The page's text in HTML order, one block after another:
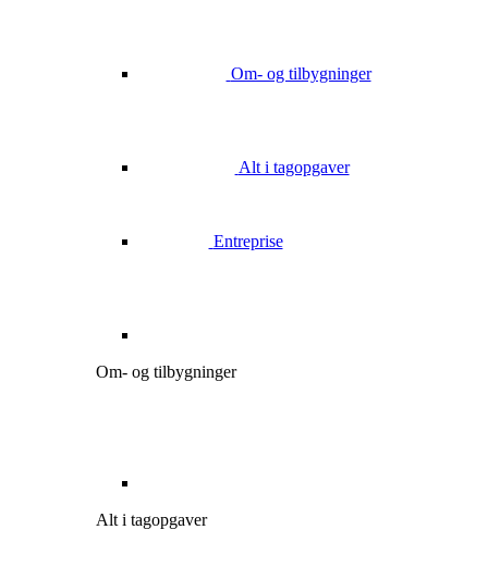
Om- og tilbygninger
Alt i tagopgaver
Entreprise
Om- og tilbygninger
Alt i tagopgaver